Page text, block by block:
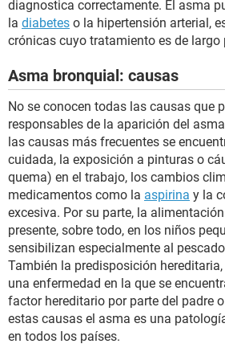
diagnostica correctamente. El asma
la diabetes o la hipertensión arterial,
crónicas cuyo tratamiento es de largo
Asma bronquial: causas
No se conocen todas las causas que
responsables de la aparición del
las causas más frecuentes se
cuidada, la exposición a pinturas o
quema) en el trabajo, los cambios
medicamentos como la aspirina y la
excesiva. Por su parte, la
presente, sobre todo, en los niños
sensibilizan especialmente al
También la predisposición
una enfermedad en la que se
factor hereditario por parte del padre
estas causas el asma es una
en todos los países.